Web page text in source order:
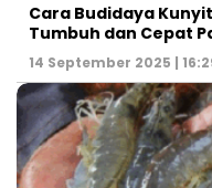
Cara Budidaya
Tumbuh dan Cepat
14 September 2025 |